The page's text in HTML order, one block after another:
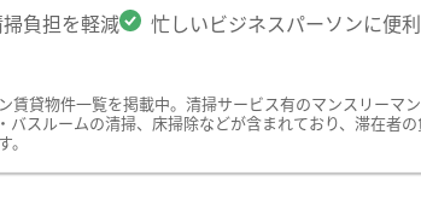
負担を軽減 忙しいビジネスパーソンに便利
貸物件一覧を掲載中。清掃サービス有のマンスリーマ
スルームの清掃、床掃除などが含まれており、滞在者